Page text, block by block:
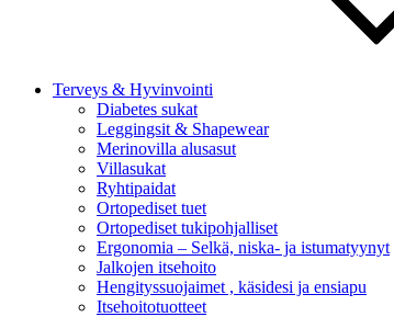
Terveys & Hyvinvointi
Diabetes sukat
Leggingsit & Shapewear
Merinovilla alusasut
Villasukat
Ryhtipaidat
Ortopediset tuet
Ortopediset tukipohjalliset
Ergonomia – Selkä, niska- ja istumatyynyt
Jalkojen itsehoito
Hengityssuojaimet , käsidesi ja ensiapu
Itsehoitotuotteet